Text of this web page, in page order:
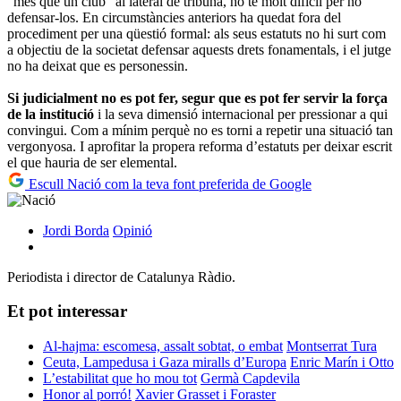
defensar-los. En circumstàncies anteriors ha quedat fora del
procediment per una qüestió formal: als seus estatuts no hi surt com
a objectiu de la societat defensar aquests drets fonamentals, i el jutge
no ha deixat que es personessin.
Si judicialment no es pot fer, segur que es pot fer servir la força
de la institució i la seva dimensió internacional per pressionar a qui
convingui. Com a mínim perquè no es torni a repetir una situació tan
vergonyosa. I aprofitar la propera reforma d’estatuts per deixar escrit
el que hauria de ser elemental.
Escull Nació com la teva font preferida de Google
Jordi Borda Opinió
Periodista i director de Catalunya Ràdio.
Et pot interessar
Al-hajma: escomesa, assalt sobtat, o embat Montserrat Tura
Ceuta, Lampedusa i Gaza miralls d’Europa Enric Marín i Otto
L’estabilitat que ho mou tot Germà Capdevila
Honor al porró! Xavier Grasset i Foraster